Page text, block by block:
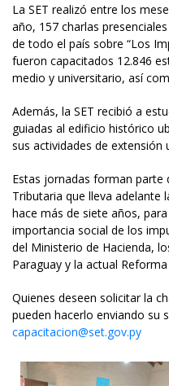
La SET realizó entre los
año, 157 charlas
de todo el país sobre “Los
fueron capacitados 12.846
medio y universitario, así
Además, la SET recibió a
guiadas al edificio histórico
sus actividades de extensión
Estas jornadas forman parte
Tributaria que lleva adelante
hace más de siete años,
importancia social de los
del Ministerio de Hacienda,
Paraguay y la actual
Quienes deseen solicitar la
pueden hacerlo enviando su
capacitacion@set.gov.py